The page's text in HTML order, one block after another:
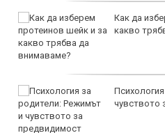
Как да
какво
чувството